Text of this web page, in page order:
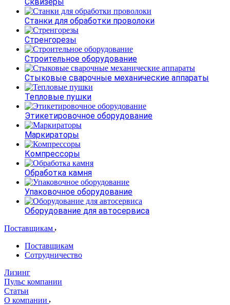
Станки для обработки проволоки
Стренгорезы
Строительное оборудование
Стыковые сварочные механические аппараты
Тепловые пушки
Этикетировочное оборудование
Маркираторы
Компрессоры
Обработка камня
Упаковочное оборудование
Оборудование для автосервиса
Поставщикам
Поставщикам
Сотрудничество
Лизинг
Пульс компании
Статьи
О компании